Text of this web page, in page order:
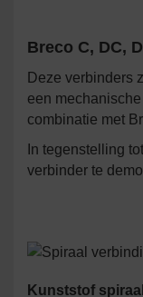
Breco C, DC,
Deze verbinders
een
combinatie met
In tegenstelling
verbinder te
Kunststof